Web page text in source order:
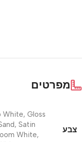
מפרטים
צבע
White, Gloss
, Satin
White,